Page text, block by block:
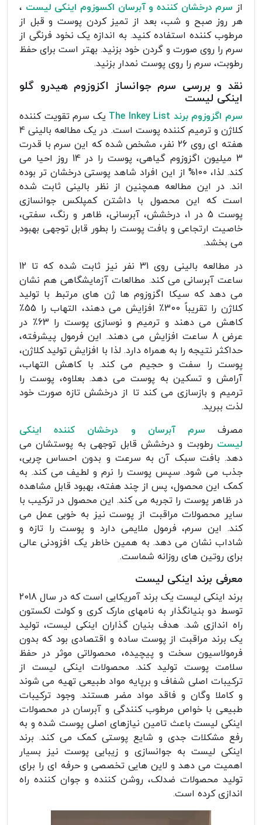
از سرم درخشان کننده و آبرسان اکسوزوم اینکی لیست ،
هر روز صبح و شب، بعد از تمیز کردن پوست و قبل از
مرطوب کننده استفاده کنید. به اندازه یک نخود فرنگی از
سرم را روی صورت و گردن خود بزنید. بهتر است برای حفظ
رطوبت، سرم را روی پوست نمدار بزنید.
نقد و بررسی سرم جوانساز اکزوزوم هیدرو گلو
اینکی لیست
سرم اگزوزوم برند The Inkey List
یک سرم تقویت کننده
کلاژن و ترمیم کننده پوست است. در یک مطالعه بالینی 4
هفته ای روی 26 نفر، مشخص شده که این سرم با قدرت
3 میلیون اگزوزوم گیاهی، پوست را در 14 روز احیا می
کند. لذا، 100% از این افراد شاهد پوستی درخشان تر بوده
اند. در این مطالعه همچنین از نظر بالینی ثابت شده
است که این محصول با داشتن کمپلکس جوانسازی
پوست 5 در 1، درخشش، آبرسانی، ظاهر و رنگ، سفتی،
خاصیت ارتجاعی و بافت پوست را بطور قابل توجهی بهبود
می بخشد.
در مطالعه بالینی روی 31 نفر نیز ثابت شده که تا 12
ساعت آبرسانی می کند. مطالعات آزمایشگاهی هم نشان
می دهد که سیکا اگزوزوم ها ژن های مرتبط با تولید
کلاژن را تقریباً 300٪ افزایش می دهند، التهاب را 55٪
کاهش می دهند و ترمیم و نوسازی پوست را 63٪ در
عرض 8 ساعت افزایش می دهند. این فرمول پیشرفته،
حداکثر نتیجه را به همراه دارد. لذا با افزایش تولید کلاژن،
پوست را سفت و حجیم می کند. با کاهش التهاب،
آرامش و تسکین به پوست می دهد. بعلاوه، پوست را
ترمیم و بازسازی می کند تا از درخشش تازه صورت خود
لذت ببرید.
مصرف سرم آبرسان و درخشان کننده اینکی
لیست رطوبت و درخشش قابل توجهی به پوستشان می
دهد. بافت سبک آن به سرعت و بدون احساس چربی،
جذب می شود. سپس پوست را نرم و لطیف می کند. به
کمک این محصول، پس از چند هفته، بهبود قابل مشاهده
در ظاهر پوست را تجربه می کند. این محصول در ترکیب با
سایر محصولات مراقبت از پوست نیز به خوبی عمل می
کند. این سرم، فرمول ملایمی دارد و پوست را تازه و
شاداب نشان می دهد. به همین خاطر یک افزودنی عالی
برای روتین های روزانه شماست.
معرفی برند اینکی لیست
برند اینکی لیست یک برند آمریکایی است که در سال 2018
توسط دو بنیانگذار به نامهای مارک کری و کولت لکستون
راه اندازی شد. هدف بنیان گذاران اینکی لیست، تولید
یک برند مراقبت از پوست ساده و اقتصادی بود که بدون
فرمولاسیون سخت و پیچیده، محصولاتی موثر در حفظ
سلامت پوست تولید کند. محصولات اینکی لیست از
ترکیبات اصلی شفاف و برپایه مواد طبیعی تهیه می شوند
و کاملا وگان و فاقد مواد مضر هستند. وجود ترکیبات
طبیعی با خواص مرطوب کنندگی و آبرسان در محصولات
اینکی لیست باعث تامین نیازهای اصلی پوست شده و به
رفع مشکلات جدی و شایع پوستی کمک می کند. برند
اینکی لیست به جوانسازی و زیبایی پوست نیز بسیار
اهمیت می دهد و لاین هایی تخصصی و حرفه ای را برای
تولید محصولات ضدلک، روشن کننده و جوان کننده راه
اندازی کرده است.